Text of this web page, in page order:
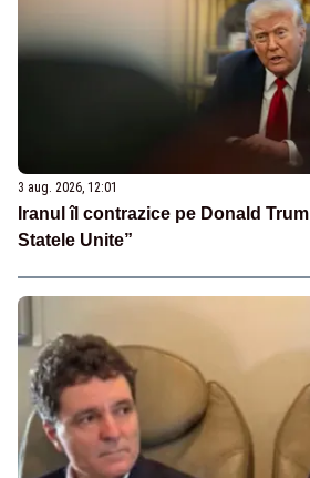
3 aug. 2026, 12:01
Iranul îl contrazice pe Donald
Statele Unite”